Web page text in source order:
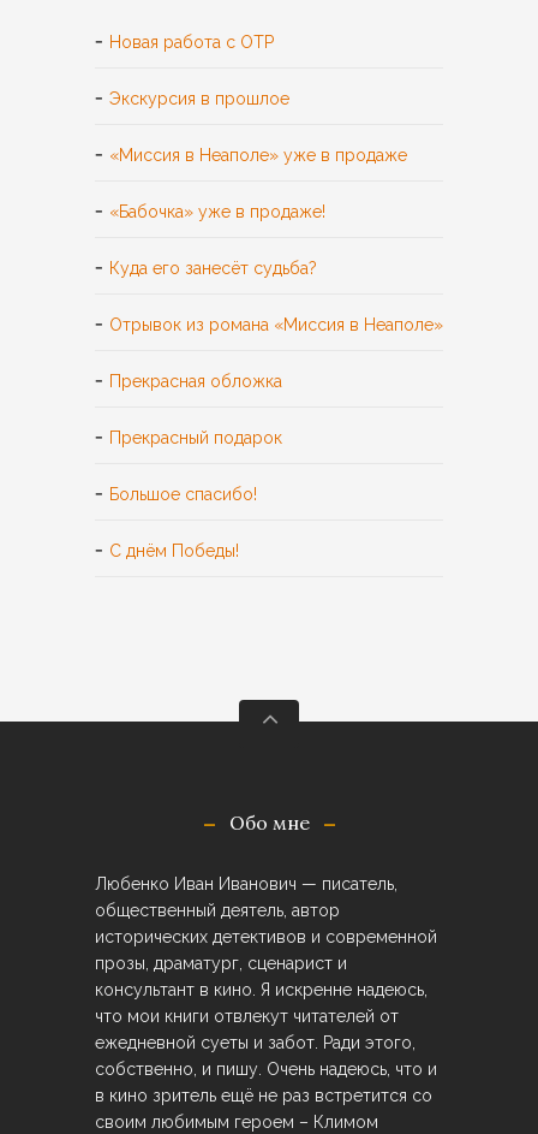
Новая работа с ОТР
Экскурсия в прошлое
«Миссия в Неаполе» уже в продаже
«Бабочка» уже в продаже!
Куда его занесёт судьба?
Отрывок из романа «Миссия в Неаполе»
Прекрасная обложка
Прекрасный подарок
Большое спасибо!
С днём Победы!
Обо мне
Любенко Иван Иванович — писатель,
общественный деятель, автор
исторических детективов и современной
прозы, драматург, сценарист и
консультант в кино. Я искренне надеюсь,
что мои книги отвлекут читателей от
ежедневной суеты и забот. Ради этого,
собственно, и пишу. Очень надеюсь, что и
в кино зритель ещё не раз встретится со
своим любимым героем – Климом